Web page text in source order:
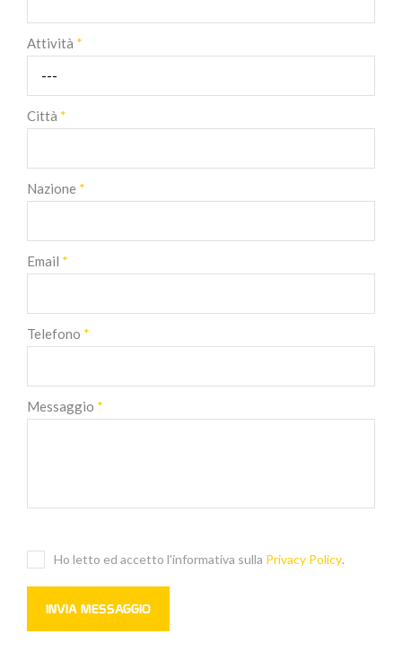
Attività *
Città *
Nazione *
Email *
Telefono *
Messaggio *
Ho letto ed accetto l'informativa sulla Privacy Policy.